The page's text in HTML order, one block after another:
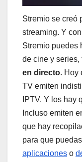
Stremio se creó
streaming. Y
Stremio puedes
de cine y
en directo. Hoy
TV emiten
IPTV. Y los hay
Incluso emiten
que hay
para que puedas
aplicaciones o